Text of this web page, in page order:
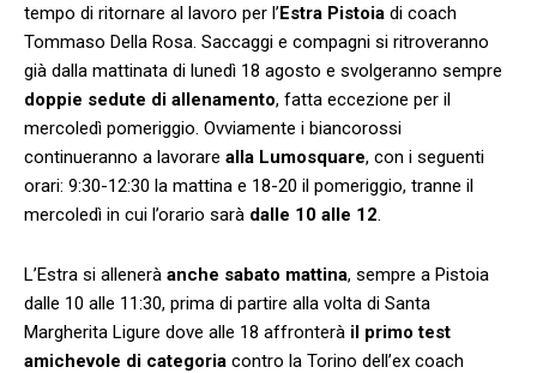
tempo di ritornare al lavoro per l’Estra Pistoia di coach
Tommaso Della Rosa. Saccaggi e compagni si ritroveranno
già dalla mattinata di lunedì 18 agosto e svolgeranno sempre
doppie sedute di allenamento, fatta eccezione per il
mercoledì pomeriggio. Ovviamente i biancorossi
continueranno a lavorare alla Lumosquare, con i seguenti
orari: 9:30-12:30 la mattina e 18-20 il pomeriggio, tranne il
mercoledì in cui l’orario sarà dalle 10 alle 12.
L’Estra si allenerà anche sabato mattina, sempre a Pistoia
dalle 10 alle 11:30, prima di partire alla volta di Santa
Margherita Ligure dove alle 18 affronterà il primo test
amichevole di categoria contro la Torino dell’ex coach